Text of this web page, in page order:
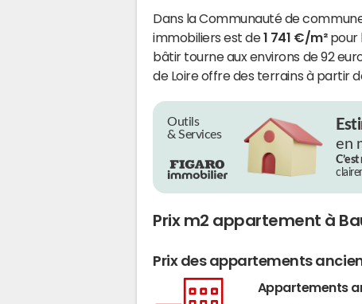
Dans la Communauté de
immobiliers est de1 741 €/m²pour
bâtir tourne aux environs de 92
de Loire offre des terrains à partir
Outils
& Services
en
Prix m2 appartement à
Prix des appartements
Appartements